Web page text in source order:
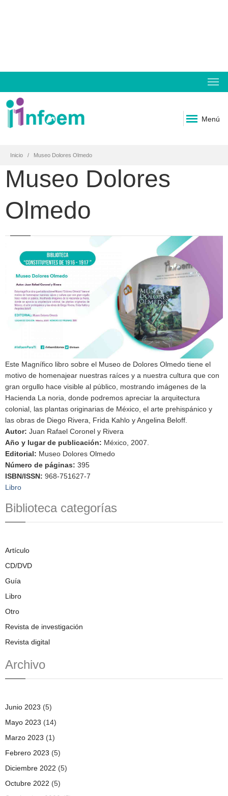
Menú
Inicio Museo Dolores Olmedo
Museo Dolores
Olmedo
Este Magnífico libro sobre el Museo de Dolores Olmedo tiene el
motivo de homenajear nuestras raíces y a nuestra cultura que con
gran orgullo hace visible al público, mostrando imágenes de la
Hacienda La noria, donde podremos apreciar la arquitectura
colonial, las plantas originarias de México, el arte prehispánico y
las obras de Diego Rivera, Frida Kahlo y Angelina Beloff.
Autor: Juan Rafael Coronel y Rivera
Año y lugar de publicación: México, 2007.
Editorial: Museo Dolores Olmedo
Número de páginas: 395
ISBN/ISSN: 968-751627-7
Libro
Biblioteca categorías
Artículo
CD/DVD
Guía
Libro
Otro
Revista de investigación
Revista digital
Archivo
Junio 2023 (5)
Mayo 2023 (14)
Marzo 2023 (1)
Febrero 2023 (5)
Diciembre 2022 (5)
Octubre 2022 (5)